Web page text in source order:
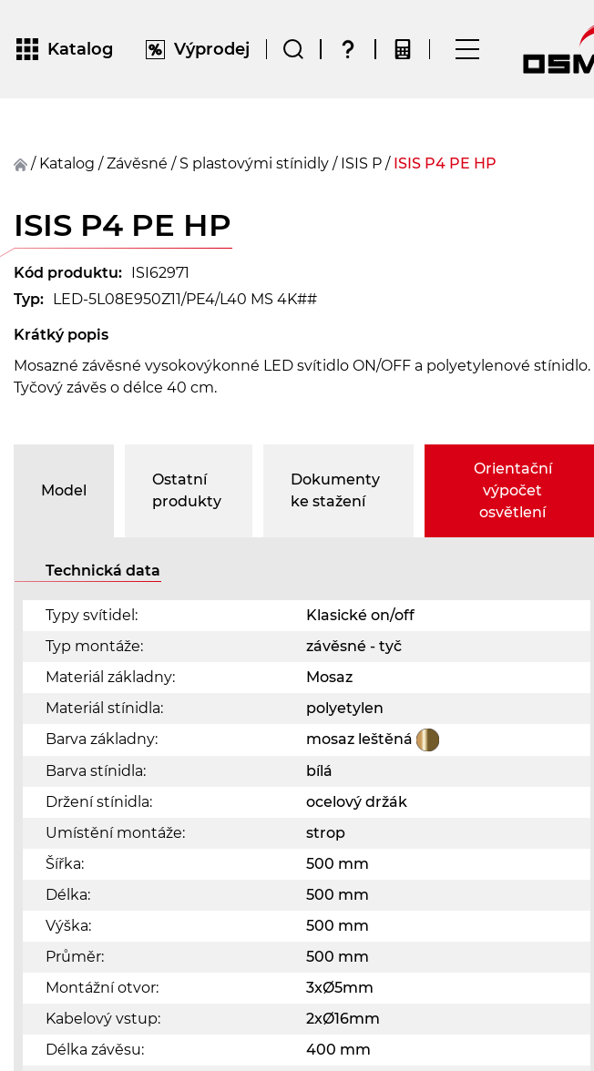
Katalog Výprodej
/ Katalog / závěsné / S plastovými stínidly / ISIS P / ISIS P4 PE HP
ISIS P4 PE HP
Kód produktu: ISI62971
Typ: LED-5L08E950Z11/PE4/L40 MS 4K##
Krátký popis
Mosazné závěsné vysokovýkonné LED svítidlo ON/OFF a polyetylenové stínidlo.
Tyčový závěs o délce 40 cm.
Model
Ostatní
produkty
Dokumenty
ke stažení
Orientační
výpočet
osvětlení
Technická data
Typy svítidel:
Klasické on/off
Typ montáže:
závěsné - tyč
Materiál základny:
Mosaz
Materiál stínidla:
polyetylen
Barva základny:
mosaz leštěná
Barva stínidla:
bílá
Držení stínidla:
ocelový držák
Umístění montáže:
strop
Šířka:
500 mm
Délka:
500 mm
Výška:
500 mm
Průměr:
500 mm
Montážní otvor:
3xØ5mm
Kabelový vstup:
2xØ16mm
Délka závěsu:
400 mm